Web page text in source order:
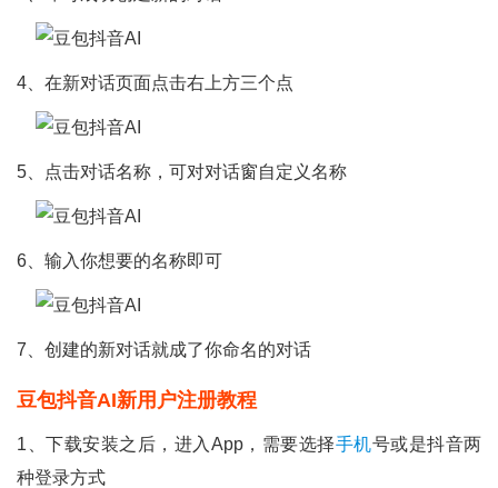
4、在新对话页面点击右上方三个点
5、点击对话名称，可对对话窗自定义名称
6、输入你想要的名称即可
7、创建的新对话就成了你命名的对话
豆包抖音AI新用户注册教程
1、下载安装之后，进入app，需要选择手机号或是抖音两
种登录方式